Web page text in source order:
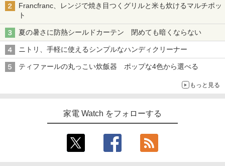
Francfranc、レンジで焼き目つくグリルと米も炊けるマルチポッ
ト
夏の暑さに防熱シールドカーテン 閉めても暗くならない
ニトリ、手軽に使えるシンプルなハンディクリーナー
ティファールの丸っこい炊飯器 ポップな4色から選べる
もっと見る
家電 Watch をフォローする